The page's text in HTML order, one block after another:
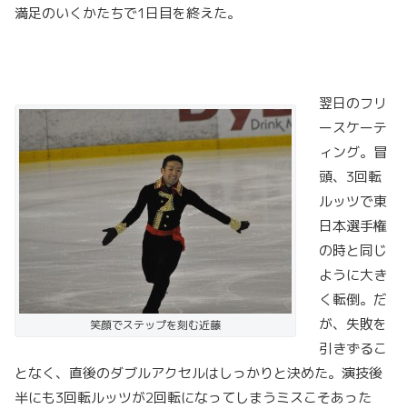
満足のいくかたちで1日目を終えた。
笑顔でステップを刻む近藤
翌日のフリ
ースケーテ
ィング。冒
頭、3回転
ルッツで東
日本選手権
の時と同じ
ように大き
く転倒。だ
が、失敗を
引きずるこ
となく、直後のダブルアクセルはしっかりと決めた。演技後
半にも3回転ルッツが2回転になってしまうミスこそあった